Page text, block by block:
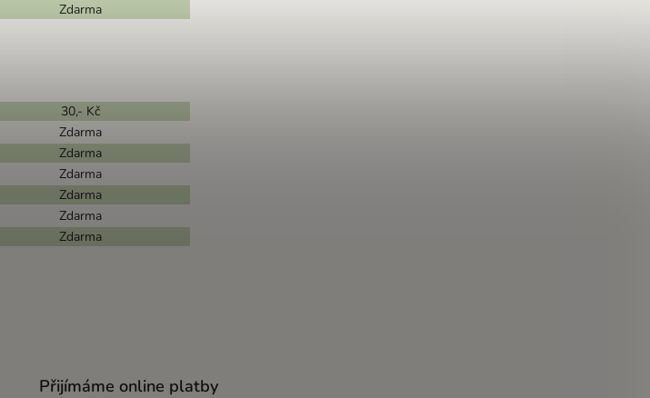
Zdarma
30,- Kč
Zdarma
Zdarma
Zdarma
Zdarma
Zdarma
Zdarma
Přijímáme online platby